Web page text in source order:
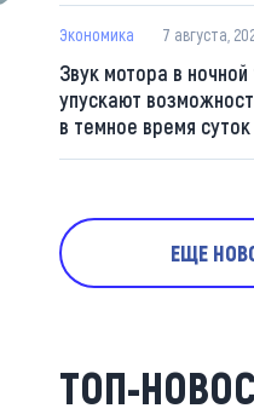
Экономика 7 августа,
Звук мотора в
упускают
в темное время суток
ЕЩЕ
ТОП-